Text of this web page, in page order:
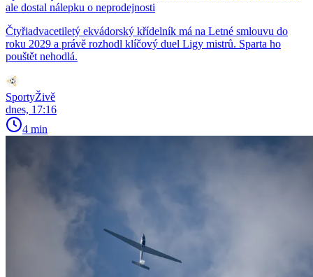
ale dostal nálepku o neprodejnosti
Čtyřiadvacetiletý ekvádorský křídelník má na Letné smlouvu do
roku 2029 a právě rozhodl klíčový duel Ligy mistrů. Sparta ho
pouštět nehodlá.
SportyŽivě
dnes, 17:16
4 min